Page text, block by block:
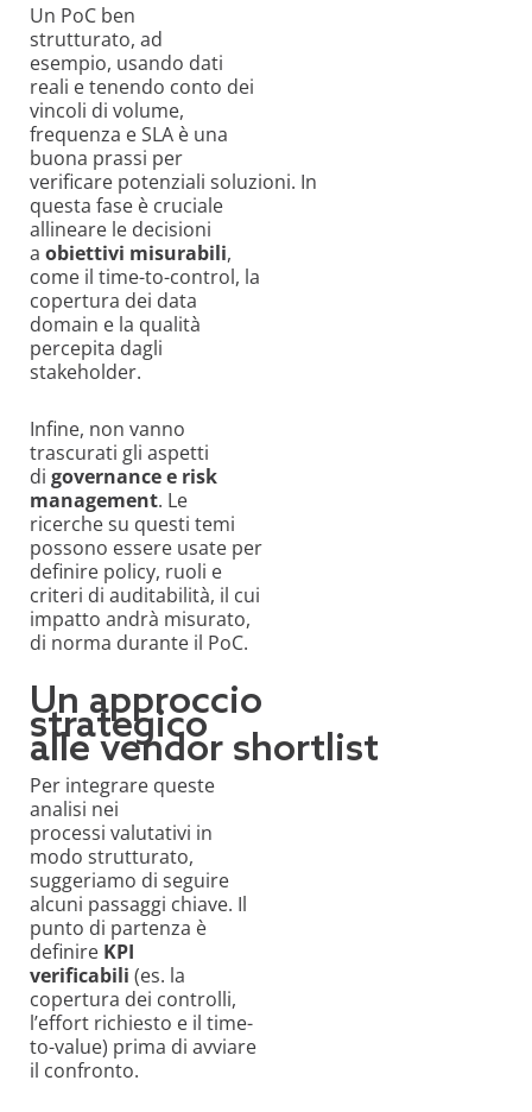
Un PoC ben
strutturato, ad
esempio, usando dati
reali e tenendo conto dei
vincoli di volume,
frequenza e SLA è una
buona prassi per
verificare potenziali soluzioni. In
questa fase è cruciale
allineare le decisioni
a obiettivi misurabili,
come il time-to-control, la
copertura dei data
domain e la qualità
percepita dagli
stakeholder.
Infine, non vanno
trascurati gli aspetti
di governance e risk
management. Le
ricerche su questi temi
possono essere usate per
definire policy, ruoli e
criteri di auditabilità, il cui
impatto andrà misurato,
di norma durante il PoC.
Un approccio
strategico
alle vendor shortlist
Per integrare queste
analisi nei
processi valutativi in
modo strutturato,
suggeriamo di seguire
alcuni passaggi chiave. Il
punto di partenza è
definire KPI
verificabili (es. la
copertura dei controlli,
l’effort richiesto e il time-
to-value) prima di avviare
il confronto.